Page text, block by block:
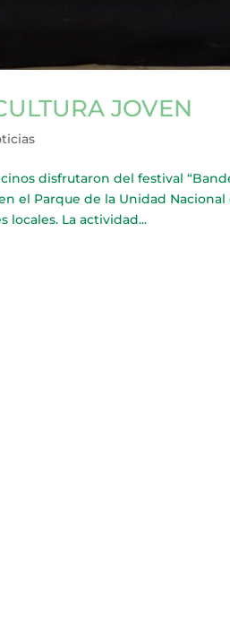
JOVEN
disfrutaron del festival
el Parque de la Unidad
locales. La actividad...